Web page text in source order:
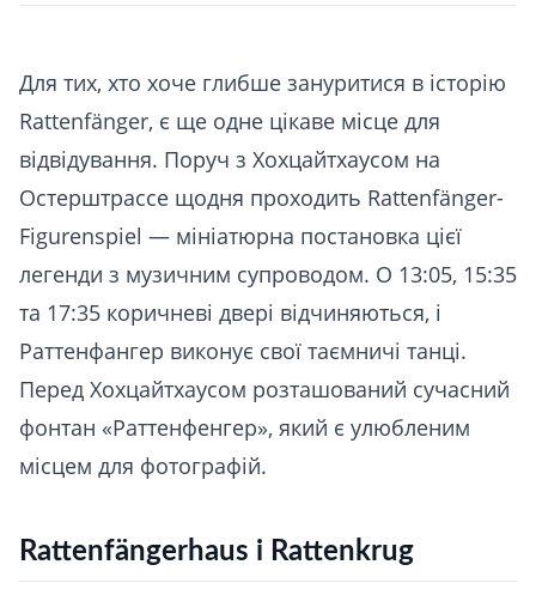
Для тих, хто хоче глибше зануритися в історію
Rattenfänger, є ще одне цікаве місце для
відвідування. Поруч з Хохцайтхаусом на
Остерштрассе щодня проходить Rattenfänger-
Figurenspiel — мініатюрна постановка цієї
легенди з музичним супроводом. О 13:05, 15:35
та 17:35 коричневі двері відчиняються, і
Раттенфангер виконує свої таємничі танці.
Перед Хохцайтхаусом розташований сучасний
фонтан «Раттенфенгер», який є улюбленим
місцем для фотографій.
Rattenfängerhaus і Rattenkrug